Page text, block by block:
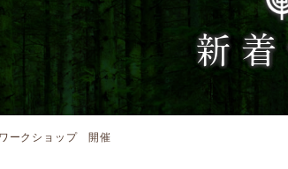
Service
企業検索
新
ークショップ 開催